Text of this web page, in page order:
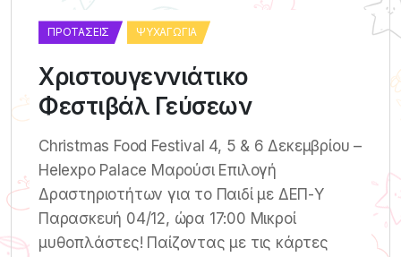
ΠΡΟΤΆΣΕΙΣ ΨΥΧΑΓΩΓΊΑ
Χριστουγεννιάτικο
Φεστιβάλ Γεύσεων
Christmas Food Festival 4, 5 & 6 Δεκεμβρίου –
Helexpo Palace Μαρούσι Επιλογή
Δραστηριοτήτων για το Παιδί με ΔΕΠ-Υ
Παρασκευή 04/12, ώρα 17:00 Μικροί
μυθοπλάστες! Παίζοντας με τις κάρτες